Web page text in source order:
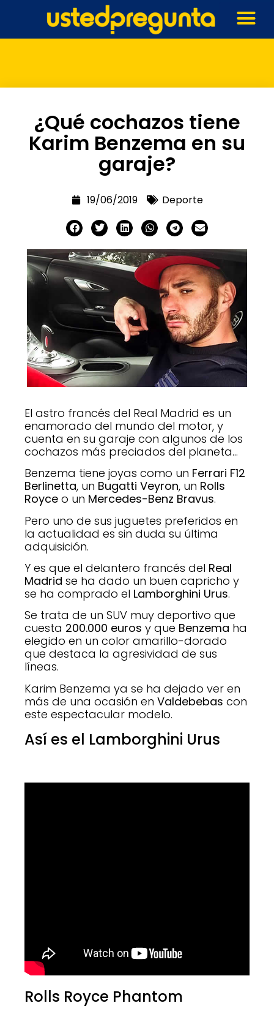
¿Qué cochazos tiene
Karim Benzema en su
garaje?
19/06/2019 Deporte
El astro francés del Real Madrid es un
enamorado del mundo del motor, y
cuenta en su garaje con algunos de los
cochazos más preciados del planeta…
Benzema tiene joyas como un Ferrari F12
Berlinetta, un Bugatti Veyron, un Rolls
Royce o un Mercedes-Benz Bravus.
Pero uno de sus juguetes preferidos en
la actualidad es sin duda su última
adquisición.
Y es que el delantero francés del Real
Madrid se ha dado un buen capricho y
se ha comprado el Lamborghini Urus.
Se trata de un SUV muy deportivo que
cuesta 200.000 euros y que Benzema ha
elegido en un color amarillo-dorado
que destaca la agresividad de sus
líneas.
Karim Benzema ya se ha dejado ver en
más de una ocasión en Valdebebas con
este espectacular modelo.
Así es el Lamborghini Urus
Rolls Royce Phantom